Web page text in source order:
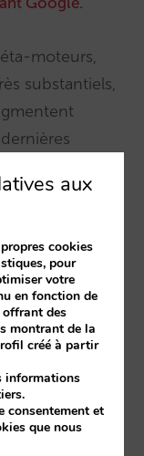
moteurs,
substantiels,
est
Hotel Ads
plus élevé.
2018 : en
avec des
de qualité
une
se
leurs efforts,
aux
cookies
pour
votre
en fonction de
offrant des
montrant de la
créé à partir
informations
consentement et
que nous